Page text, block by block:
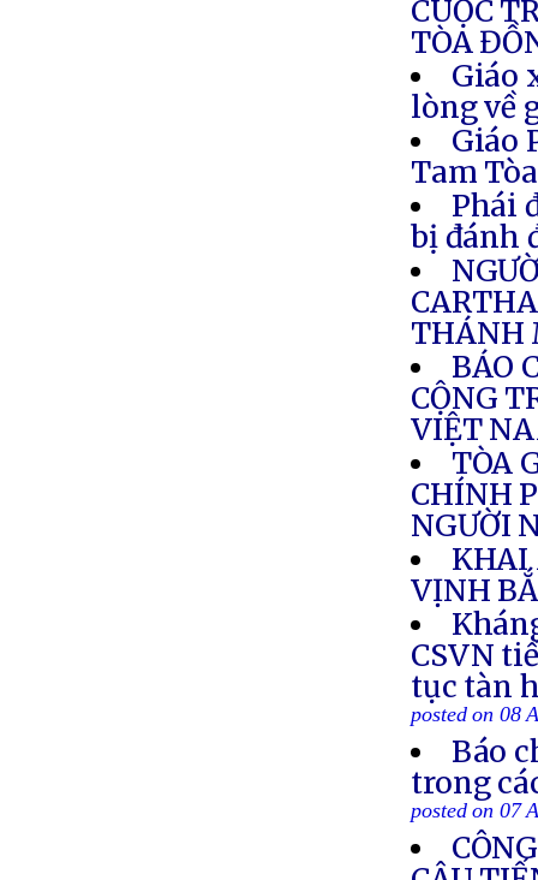
CUỘC
TÒA
Giáo
lòng về
Giáo
Tam Tòa
Phái
bị đánh
THÁNH
BÁO
CỘNG
VIỆT
TÒA
CHÍNH
NGƯỜI
KHAI
VỊNH
CSVN
tục tàn
posted on 08
Báo
trong
posted on 07